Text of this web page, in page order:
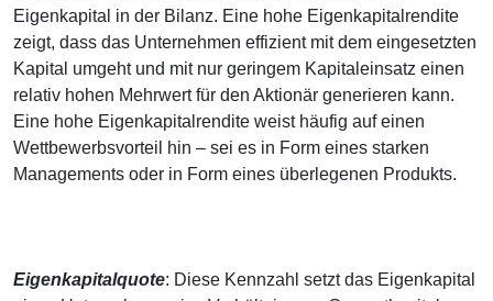
Eigenkapital in der Bilanz. Eine hohe Eigenkapitalrendite
zeigt, dass das Unternehmen effizient mit dem eingesetzten
Kapital umgeht und mit nur geringem Kapitaleinsatz einen
relativ hohen Mehrwert für den Aktionär generieren kann.
Eine hohe Eigenkapitalrendite weist häufig auf einen
Wettbewerbsvorteil hin – sei es in Form eines starken
Managements oder in Form eines überlegenen Produkts.
Eigenkapitalquote: Diese Kennzahl setzt das Eigenkapital